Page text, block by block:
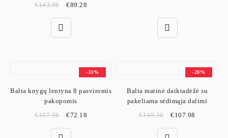
€143.98 €89.28
-33%
Balta knygų lentyna 8 pasviromis
pakopomis
€107.98 €72.18
-28%
Balta matinė daiktadėžė su
pakeliama sėdimąja dalimi
€149.36 €107.98